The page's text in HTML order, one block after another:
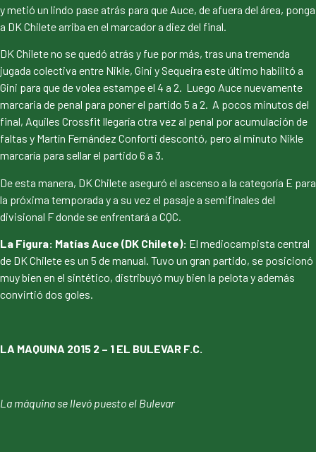
y metió un lindo pase atrás para que Auce, de afuera del área, ponga
a DK Chilete arriba en el marcador a diez del final.
DK Chilete no se quedó atrás y fue por más, tras una tremenda
jugada colectiva entre Nikle, Gini y Sequeira este último habilitó a
Gini para que de volea estampe el 4 a 2. Luego Auce nuevamente
marcaria de penal para poner el partido 5 a 2. A pocos minutos del
final, Aquiles Crossfit llegaría otra vez al penal por acumulación de
faltas y Martín Fernández Conforti descontó, pero al minuto Nikle
marcaría para sellar el partido 6 a 3.
De esta manera, DK Chilete aseguró el ascenso a la categoría E para
la próxima temporada y a su vez el pasaje a semifinales del
divisional F donde se enfrentará a CQC.
La Figura: Matías Auce (DK Chilete): El mediocampista central
de DK Chilete es un 5 de manual. Tuvo un gran partido, se posicionó
muy bien en el sintético, distribuyó muy bien la pelota y además
convirtió dos goles.
LA MAQUINA 2015 2 – 1 EL BULEVAR F.C.
La máquina se llevó puesto el Bulevar